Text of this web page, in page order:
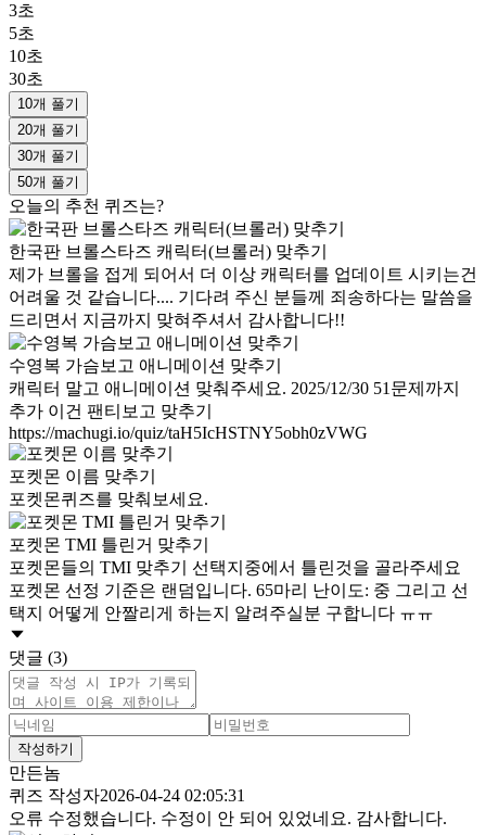
3초
5초
10초
30초
10개 풀기
20개 풀기
30개 풀기
50개 풀기
오늘의 추천 퀴즈는?
한국판 브롤스타즈 캐릭터(브롤러) 맞추기
제가 브롤을 접게 되어서 더 이상 캐릭터를 업데이트 시키는건
어려울 것 같습니다.... 기다려 주신 분들께 죄송하다는 말씀을
드리면서 지금까지 맞혀주셔서 감사합니다!!
수영복 가슴보고 애니메이션 맞추기
캐릭터 말고 애니메이션 맞춰주세요. 2025/12/30 51문제까지
추가 이건 팬티보고 맞추기
https://machugi.io/quiz/taH5IcHSTNY5obh0zVWG
포켓몬 이름 맞추기
포켓몬퀴즈를 맞춰보세요.
포켓몬 TMI 틀린거 맞추기
포켓몬들의 TMI 맞추기 선택지중에서 틀린것을 골라주세요
포켓몬 선정 기준은 랜덤입니다. 65마리 난이도: 중 그리고 선
택지 어떻게 안짤리게 하는지 알려주실분 구합니다 ㅠㅠ
댓글 (3)
작성하기
만든놈
퀴즈 작성자2026-04-24 02:05:31
오류 수정했습니다. 수정이 안 되어 있었네요. 감사합니다.